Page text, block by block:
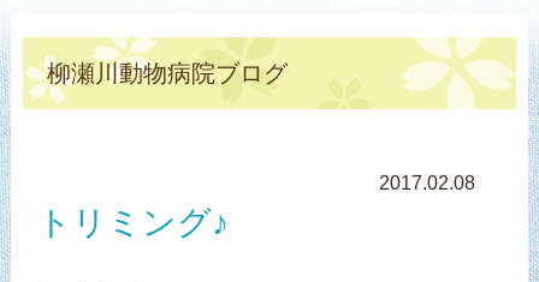
柳瀬川動物病院ブログ
2017.02.08
トリミング♪